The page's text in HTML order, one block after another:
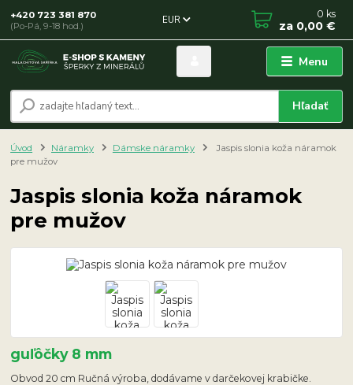
Menu
EUR
Hľadať
+420 723 381 870
(Po-Pá, 9-18 hod.)
0 ks
za 0,00 €
Úvod Náramky Dámske náramky
Jaspis slonia koža náramok
pre mužov
Jaspis slonia koža náramok
pre mužov
guľôčky 8 mm
Obvod 20 cm Ručná výroba, dodávame v darčekovej krabičke.